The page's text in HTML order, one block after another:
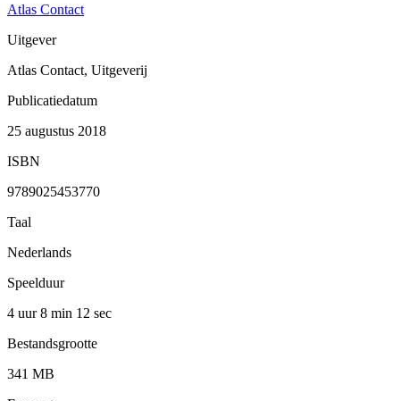
Atlas Contact
Uitgever
Atlas Contact, Uitgeverij
Publicatiedatum
25 augustus 2018
ISBN
9789025453770
Taal
Nederlands
Speelduur
4 uur 8 min 12 sec
Bestandsgrootte
341 MB